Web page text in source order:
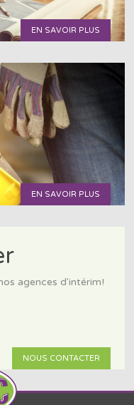
EN SAVOIR PLUS
EN SAVOIR PLUS
agences d'intérim!
NOUS CONTACTER